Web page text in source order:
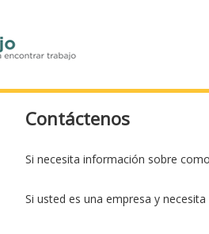
Contáctenos
Si necesita información sobre
Si usted es una empresa y